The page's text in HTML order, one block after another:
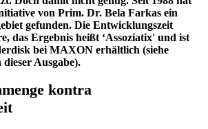
von Prim. Dr. Bela Farkas ein
gefunden. Die Entwicklungszeit
das Ergebnis heißt ‘Assoziatix' und ist
bei MAXON erhältlich (siehe
Ausgabe).
kontra